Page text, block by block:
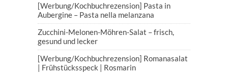
[Werbung/Kochbuchrezension] Pasta in
Aubergine – Pasta nella melanzana
Zucchini-Melonen-Möhren-Salat – frisch,
gesund und lecker
[Werbung/Kochbuchrezension] Romanasalat
| Frühstücksspeck | Rosmarin